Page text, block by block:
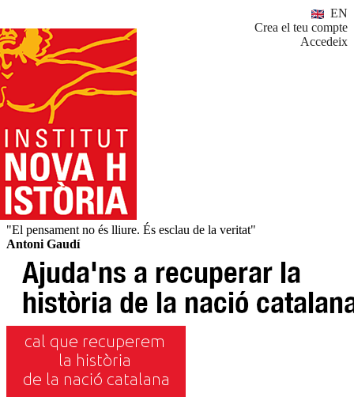
EN
Crea el teu compte
Accedeix
"El pensament no és lliure. És esclau de la veritat"
Antoni Gaudí